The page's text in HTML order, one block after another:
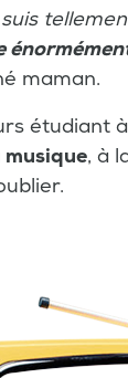
maman.
étudiant
, à